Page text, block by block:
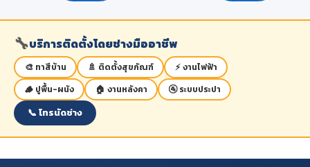
จริง มีลายให้เลือกได้หลากหลาย
ชนิด เช่น สัก แอช บีช เมเปิ้ล
ลักษณะการใช้งาน : เหมาะสำหรับ
งานเฟอร์นิเจอร์ งานตกแต่งภายใน
บิวท์อิน ฯลฯ
ประมาณ 1,040 กิโลกรัมต่อ
ลักษณะคุณสมบัติ
- เป็นไม้ขนาดใหญ่มีอยู่ทั่วไปเมื่อ
เลื่อยไสแล้วระยะแรกจะเป็นสี
น้ำตาลอ่อน หากทิ้งไว้นานจะไม้จะ
แรงทนทานดีมาก เหมาะแก่การ
🔧บริการติดตั้งโดยช่างมืออาชีพ
🎨 ทาสีบ้าน 🚿 ติดตั้งสุขภัณฑ์
⚡ งานไฟฟ้า
🪵 ปูพื้น-ผนัง
🏠 งานหลังคา 🚰 ระบบประปา
📞 โทรนัดช่าง